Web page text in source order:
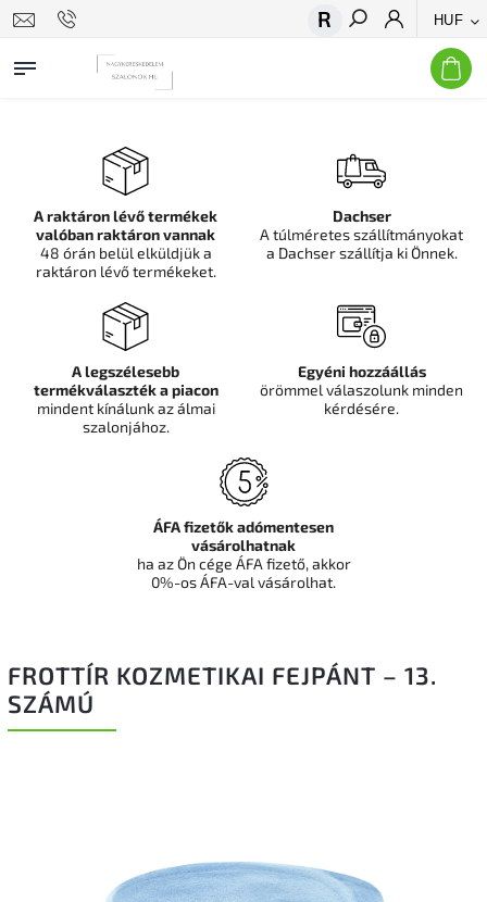
HUF
Keresés
FROTTÍR KOZMETIKAI FEJPÁNT – 13.
SZÁMÚ
A raktáron lévő termékek
valóban raktáron vannak
48 órán belül elküldjük a
raktáron lévő termékeket.
Dachser
A túlméretes szállítmányokat
a Dachser szállítja ki Önnek.
A legszélesebb
termékválaszték a piacon
mindent kínálunk az álmai
szalonjához.
Egyéni hozzáállás
örömmel válaszolunk minden
kérdésére.
ÁFA fizetők adómentesen
vásárolhatnak
ha az Ön cége ÁFA fizető, akkor
0%-os ÁFA-val vásárolhat.